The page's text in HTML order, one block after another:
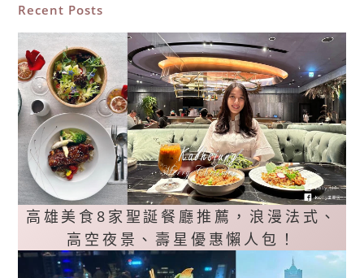
Recent Posts
高雄美食8家聖誕餐廳推薦，浪漫法式、
高空夜景、壽星優惠懶人包！